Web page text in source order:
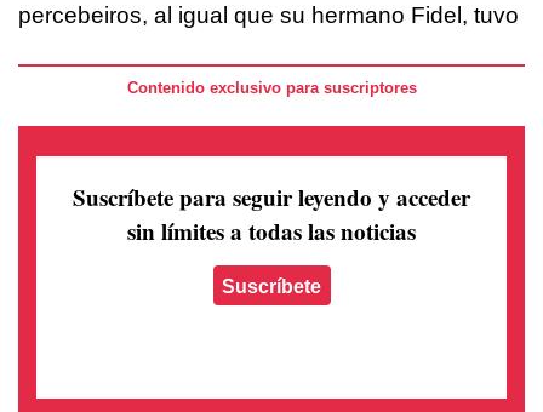
percebeiros, al igual que su hermano Fidel, tuvo
Contenido exclusivo para suscriptores
Suscríbete para seguir leyendo y acceder
sin límites a todas las noticias
Suscríbete